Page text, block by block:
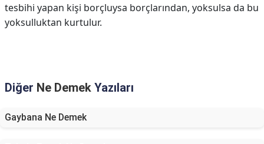
tesbihi yapan kişi borçluysa borçlarından, yoksulsa da bu
yoksulluktan kurtulur.
Diğer Ne Demek Yazıları
Gaybana Ne Demek